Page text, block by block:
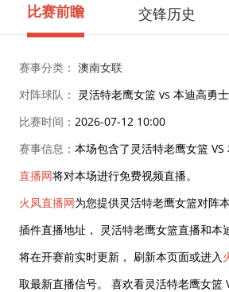
比赛前瞻 交锋历史
赛事分类： 澳南女联
对阵球队：
灵活特老鹰女篮 vs 本迪高勇
比赛时间： 2026-07-12 10:00
赛事信息： 本场包含了灵活特老鹰女篮 VS
直播网将对本场进行免费视频直播。
火凤直播网为您提供灵活特老鹰女篮对阵
插件直播地址， 灵活特老鹰女篮直播和本
将在开赛前实时更新， 刷新本页面或进入
取最新直播信号。 喜欢看灵活特老鹰女篮